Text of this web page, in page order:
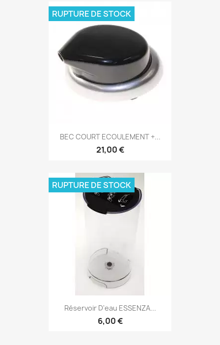
BEC COURT ECOULEMENT +...
21,00 €
RUPTURE DE STOCK
Réservoir D'eau ESSENZA...
6,00 €
RUPTURE DE STOCK